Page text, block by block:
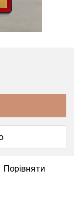
Порівняти